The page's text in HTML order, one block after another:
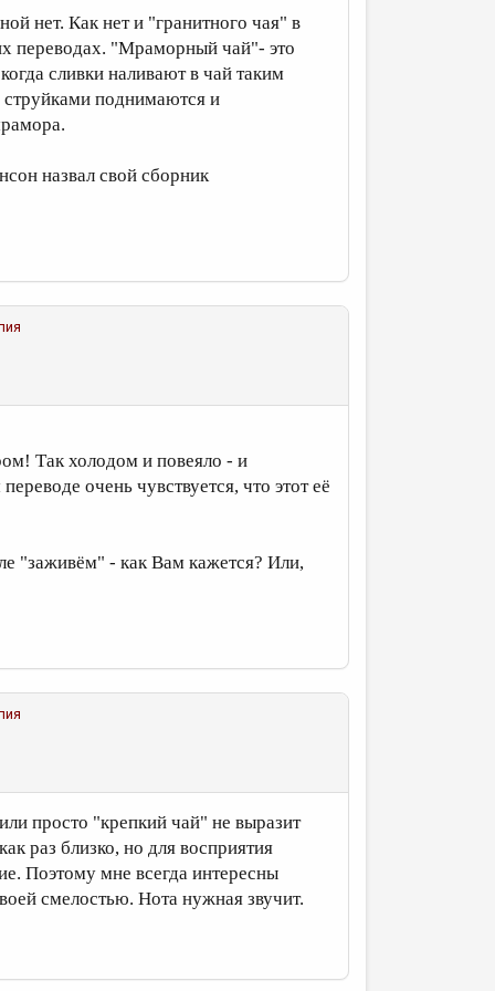
нет. Как нет и "гранитного чая" в
переводах. "Мраморный чай"- это
сливки наливают в чай таким
струйками поднимаются и
назвал свой сборник
Так холодом и повеяло - и
очень чувствуется, что этот её
"заживём" - как Вам кажется? Или,
просто "крепкий чай" не выразит
раз близко, но для восприятия
Поэтому мне всегда интересны
смелостью. Нота нужная звучит.